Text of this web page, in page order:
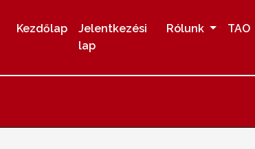
Kezdőlap
Jelentkezési
lap
Rólunk TAO